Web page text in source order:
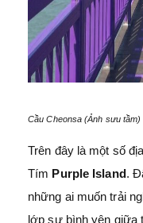
Cầu Cheonsa (Ảnh sưu tầm)
Trên đây là một số
Tím Purple Island.
những ai muốn trải
lớp sự bình yên giữa